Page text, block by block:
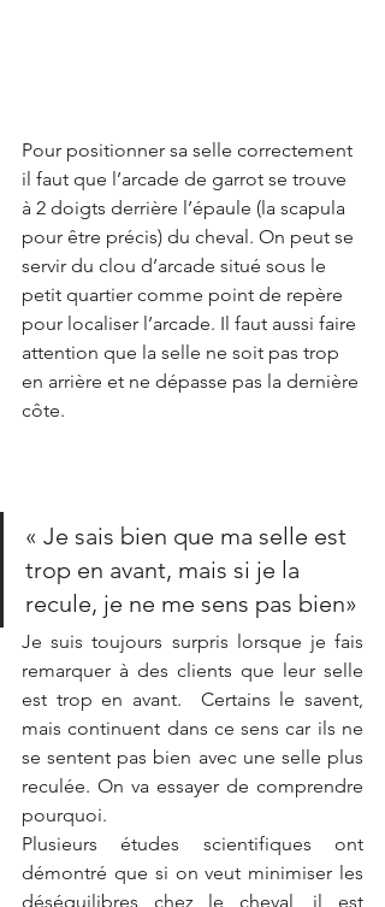
Pour positionner sa selle correctement
il faut que l’arcade de garrot se trouve
à 2 doigts derrière l’épaule (la scapula
pour être précis) du cheval. On peut se
servir du clou d’arcade situé sous le
petit quartier comme point de repère
pour localiser l’arcade. Il faut aussi faire
attention que la selle ne soit pas trop
en arrière et ne dépasse pas la dernière
côte.
« Je sais bien que ma selle est
trop en avant, mais si je la
recule, je ne me sens pas bien»
Je suis toujours surpris lorsque je fais
remarquer à des clients que leur selle
est trop en avant.  Certains le savent,
mais continuent dans ce sens car ils ne
se sentent pas bien avec une selle plus
reculée. On va essayer de comprendre
pourquoi.
Plusieurs études scientifiques ont
démontré que si on veut minimiser les
déséquilibres chez le cheval, il est